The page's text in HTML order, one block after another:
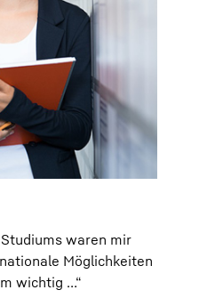
waren mir
Möglichkeiten
wichtig …“